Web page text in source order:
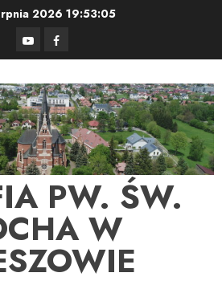
2026 19:53:05
YouTubeFacebook
PW. ŚW.
W